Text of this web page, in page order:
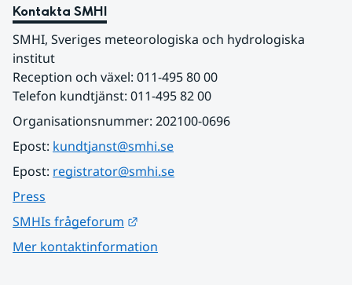
Kontakta SMHI
SMHI, Sveriges meteorologiska och hydrologiska
institut
Reception och växel: 011-495 80 00
Telefon kundtjänst: 011-495 82 00
Organisationsnummer: 202100-0696
Epost: kundtjanst@smhi.se
Epost: registrator@smhi.se
Press
SMHIs frågeforum
Mer kontaktinformation